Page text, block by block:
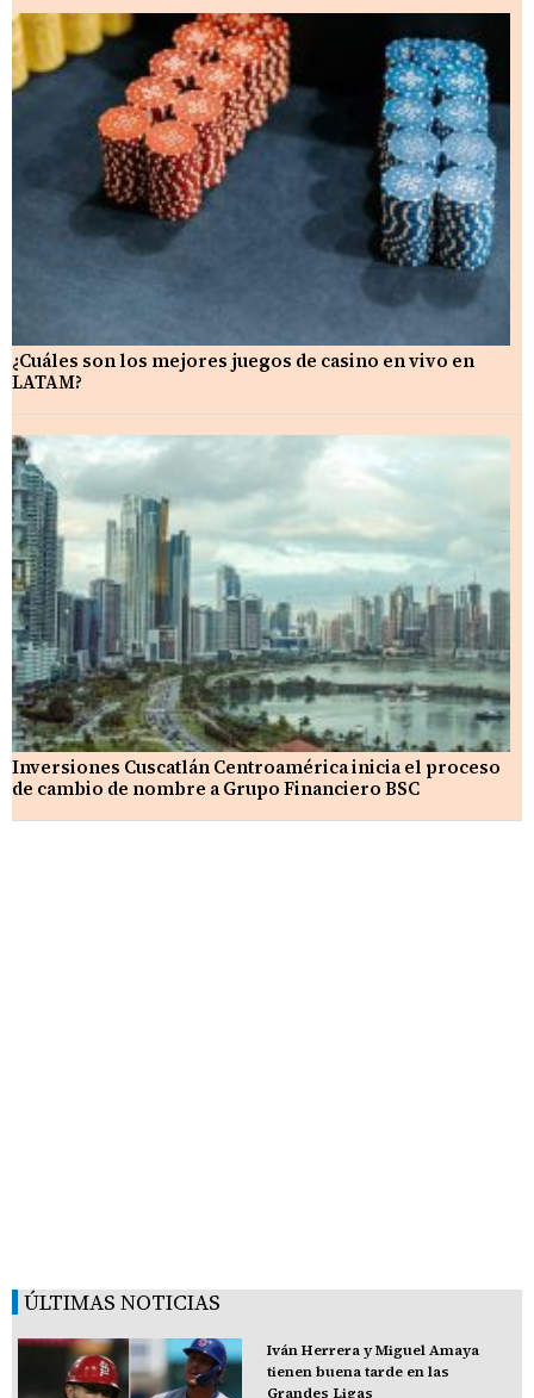
¿Cuáles son los mejores juegos de casino en vivo en
LATAM?
Inversiones Cuscatlán Centroamérica inicia el proceso
de cambio de nombre a Grupo Financiero BSC
ÚLTIMAS NOTICIAS
Iván Herrera y Miguel Amaya
tienen buena tarde en las
Grandes Ligas